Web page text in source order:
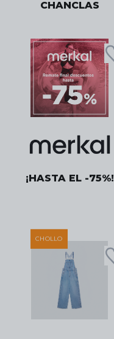
CHANCLAS
¡HASTA EL -75%!
CHOLLO